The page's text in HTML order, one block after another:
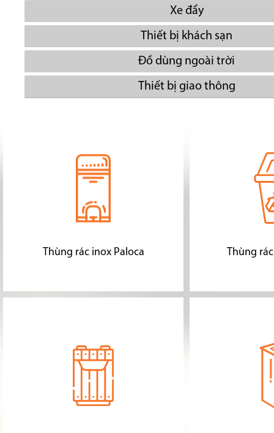
Xe đẩy
Thiết bị khách sạn
Đồ dùng ngoài trời
Thiết bị giao thông
Thùng rác inox Paloca Thùng